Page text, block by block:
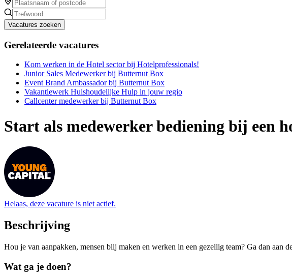
Vacatures zoeken
Gerelateerde vacatures
Kom werken in de Hotel sector bij Hotelprofessionals!
Junior Sales Medewerker bij Butternut Box
Event Brand Ambassador bij Butternut Box
Vakantiewerk Huishoudelijke Hulp in jouw regio
Callcenter medewerker bij Butternut Box
Start als medewerker bediening bij een
Helaas, deze vacature is niet actief.
Beschrijving
Hou je van aanpakken, mensen blij maken en werken in een gezellig team? Ga dan aan
Wat ga je doen?